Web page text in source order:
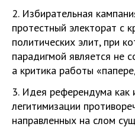
2. Избирательная
протестный электорат с
политических элит, при
парадигмой является не
а критика работы
3. Идея референдума как
легитимизации
направленных на слом